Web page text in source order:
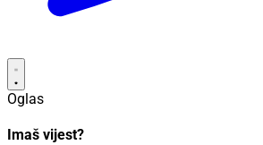
Oglas
Imaš vijest?